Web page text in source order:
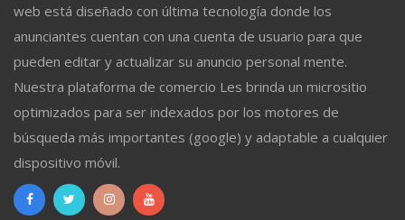
web está diseñado con última tecnología donde los
anunciantes cuentan con una cuenta de usuario para que
pueden editar y actualizar su anuncio personal mente.
Nuestra plataforma de comercio Les brinda un micrositio
optimizados para ser indexados por los motores de
búsqueda más importantes (google) y adaptable a cualquier
dispositivo móvil.